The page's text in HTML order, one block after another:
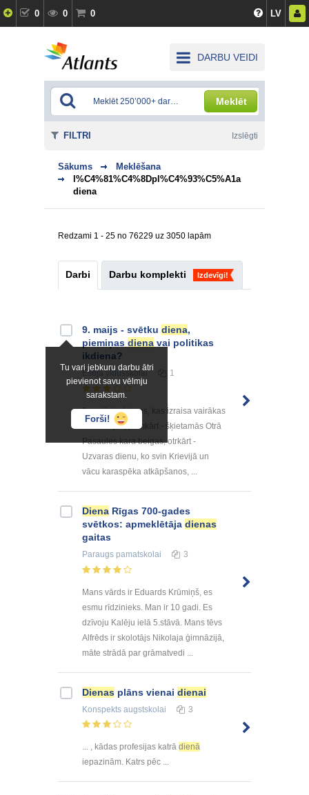
0 0 0 LV
DARBU VEIDI
Meklēt
Sākums
Meklēšana
l%C4%81%C4%8Dpl%C4%93%C5%A1a
diena
Redzami 1 - 25 no 76229 uz 3050 lapām
Darbi Darbu komplekti Izdevīgi!
Tu vari jebkuru darbu ātri
pievienot savu vēlmju
sarakstam.
Forši!
9. maijs - svētku diena,
piemiņas diena vai politikas
ikdiena?
Esejavidusskolai 1
9. maijs ir datums, kas izraisa vairākas
asociācijas, pirmkārt - šķietamās Otrā
Pasaules kara beigas, otrkārt -
Uzvaras dienu, ko svin Krievijā un
vācu karaspēka atkāpšanos, ...
Diena Rīgas 700-gades
svētkos: apmeklētāja dienas
gaitas
Paraugs pamatskolai 3
Mans vārds ir Eduards Krūmiņš, es
esmu rīdzinieks. Man ir 10 gadi. Es
dzīvoju Kalēju ielā 5.stāvā. Mans tēvs
Alfrēds ir skolotājs Nikolaja ģimnāzijā,
māte strādā par grāmatvedi ...
Dienas plāns vienai dienai
Konspekts augstskolai 3
... , kādas profesijas katrā dienā
iepazinām. Katrs pēc ...
FILTRI Izslēgti